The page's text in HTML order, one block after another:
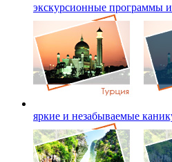
экскурсионные программы
яркие и незабываемые